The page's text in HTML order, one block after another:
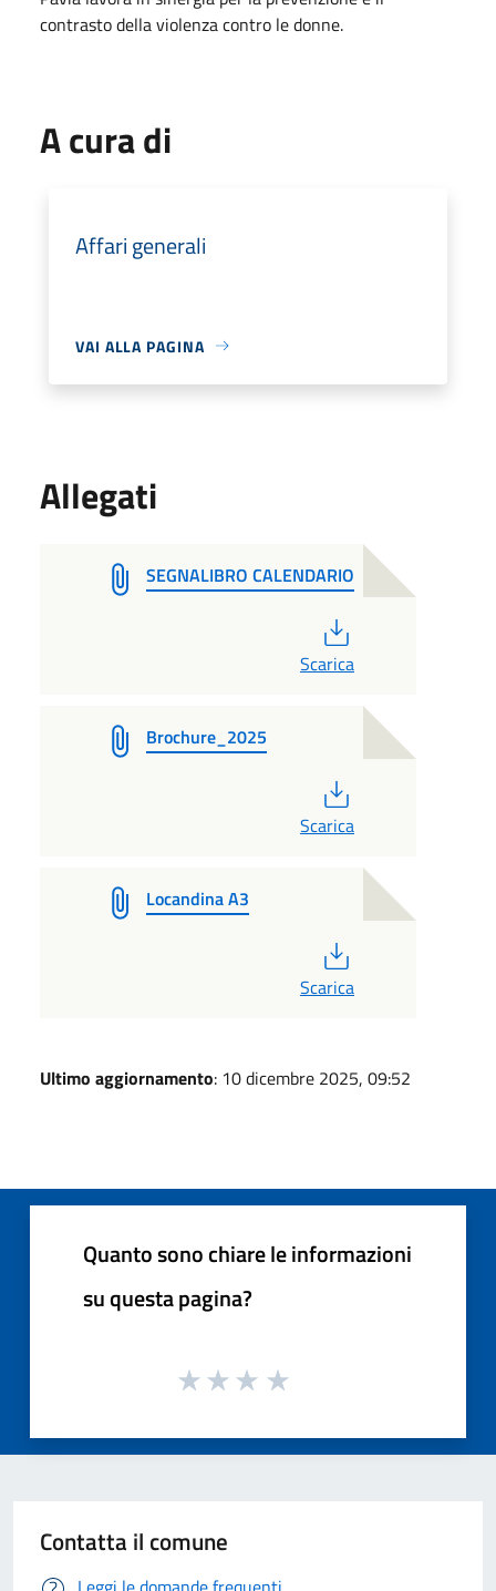
contrasto della violenza contro le donne.
A cura di
Affari generali
VAI ALLA PAGINA
Allegati
SEGNALIBRO CALENDARIO
Scarica
Brochure_2025
Scarica
Locandina A3
Scarica
Ultimo aggiornamento: 10 dicembre 2025, 09:52
Quanto sono chiare le informazioni
su questa pagina?
Contatta il comune